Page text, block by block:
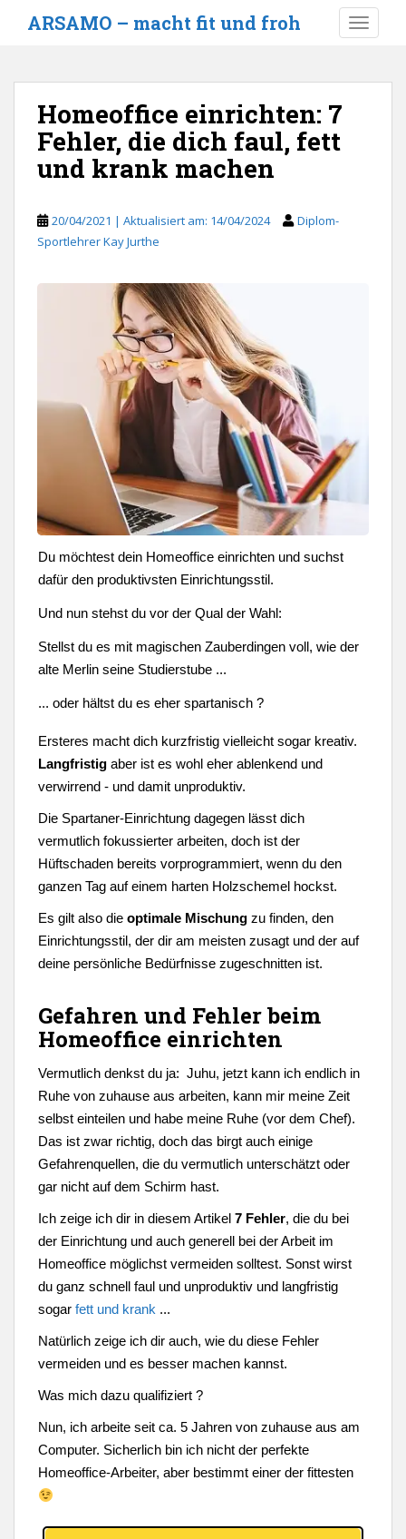
ARSAMO – macht fit und froh
Homeoffice einrichten: 7
Fehler, die dich faul, fett
und krank machen
20/04/2021 14/04/2024
Diplom-
Sportlehrer Kay Jurthe
Du möchtest dein Homeoffice einrichten und suchst
dafür den produktivsten Einrichtungsstil.
Und nun stehst du vor der Qual der Wahl:
Stellst du es mit magischen Zauberdingen voll, wie der
alte Merlin seine Studierstube ...
... oder hältst du es eher spartanisch ?
Ersteres macht dich kurzfristig vielleicht sogar kreativ.
Langfristig aber ist es wohl eher ablenkend und
verwirrend - und damit unproduktiv.
Die Spartaner-Einrichtung dagegen lässt dich
vermutlich fokussierter arbeiten, doch ist der
Hüftschaden bereits vorprogrammiert, wenn du den
ganzen Tag auf einem harten Holzschemel hockst.
Es gilt also die optimale Mischung zu finden, den
Einrichtungsstil, der dir am meisten zusagt und der auf
deine persönliche Bedürfnisse zugeschnitten ist.
Gefahren und Fehler beim
Homeoffice einrichten
Vermutlich denkst du ja: Juhu, jetzt kann ich endlich in
Ruhe von zuhause aus arbeiten, kann mir meine Zeit
selbst einteilen und habe meine Ruhe (vor dem Chef).
Das ist zwar richtig, doch das birgt auch einige
Gefahrenquellen, die du vermutlich unterschätzt oder
gar nicht auf dem Schirm hast.
Ich zeige ich dir in diesem Artikel 7 Fehler, die du bei
der Einrichtung und auch generell bei der Arbeit im
Homeoffice möglichst vermeiden solltest. Sonst wirst
du ganz schnell faul und unproduktiv und langfristig
sogar fett und krank ...
Natürlich zeige ich dir auch, wie du diese Fehler
vermeiden und es besser machen kannst.
Was mich dazu qualifiziert ?
Nun, ich arbeite seit ca. 5 Jahren von zuhause aus am
Computer. Sicherlich bin ich nicht der perfekte
Homeoffice-Arbeiter, aber bestimmt einer der fittesten